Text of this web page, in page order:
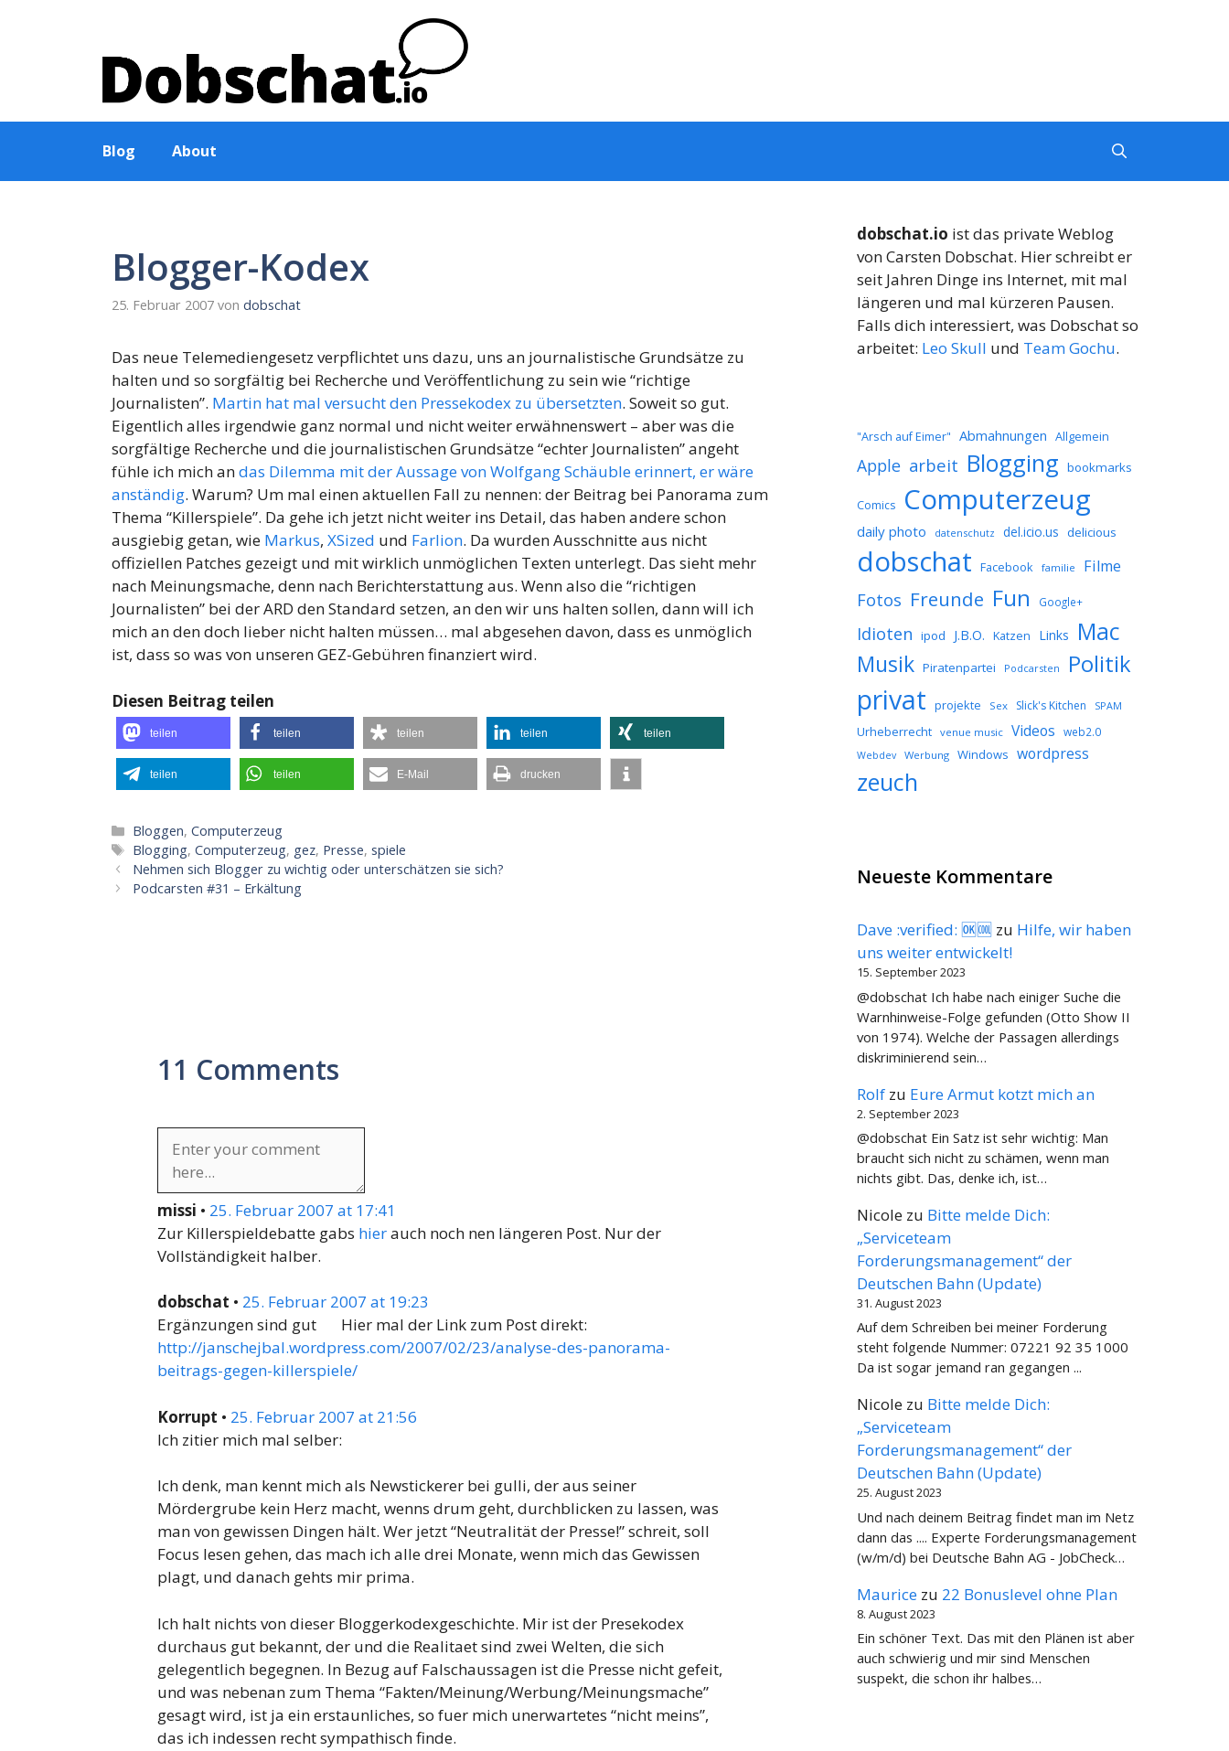
Blog About
Blogger-Kodex
25. Februar 2007 von dobschat
Das neue Telemediengesetz verpflichtet uns dazu, uns an journalistische Grundsätze zu
halten und so sorgfältig bei Recherche und Veröffentlichung zu sein wie “richtige
Journalisten”. Martin hat mal versucht den Pressekodex zu übersetzten. Soweit so gut.
Eigentlich alles irgendwie ganz normal und nicht weiter erwähnenswert – aber was die
sorgfältige Recherche und die journalistischen Grundsätze “echter Journalisten” angeht
fühle ich mich andas Dilemma mit der Aussage von Wolfgang Schäuble erinnert, er wäre
anständig. Warum? Um mal einen aktuellen Fall zu nennen: der Beitrag bei Panorama zum
Thema “Killerspiele”. Da gehe ich jetzt nicht weiter ins Detail, das haben andere schon
ausgiebig getan, wie Markus, XSized und Farlion. Da wurden Ausschnitte aus nicht
offiziellen Patches gezeigt und mit wirklich unmöglichen Texten unterlegt. Das sieht mehr
nach Meinungsmache, denn nach Berichterstattung aus. Wenn also die “richtigen
Journalisten” bei der ARD den Standard setzen, an den wir uns halten sollen, dann will ich
mich an den doch lieber nicht halten müssen… mal abgesehen davon, dass es unmöglich
ist, dass so was von unseren GEZ-Gebühren finanziert wird.
Diesen Beitrag teilen
teilen teilen teilen teilen teilen
teilen teilen E-Mail drucken
Kategorien
Bloggen,Computerzeug
Schlagwörter
Blogging,Computerzeug, gez, Presse,spiele
Nehmen sich Blogger zu wichtig oder unterschätzen sie sich?
Podcarsten #31 – Erkältung
11 Comments
missi • 25. Februar 2007 at 17:41
Zur Killerspieldebatte gabs hierauch noch nen längeren Post. Nur der
Vollständigkeit halber.
dobschat • 25. Februar 2007 at 19:23
Ergänzungen sind gut
Hier mal der Link zum Post direkt:
http://janschejbal.wordpress.com/2007/02/23/analyse-des-panorama-
beitrags-gegen-killerspiele/
Korrupt • 25. Februar 2007 at 21:56
Ich zitier mich mal selber:
Ich denk, man kennt mich als Newstickerer bei gulli, der aus seiner
Mördergrube kein Herz macht, wenns drum geht, durchblicken zu lassen, was
man von gewissen Dingen hält. Wer jetzt “Neutralität der Presse!” schreit, soll
Focus lesen gehen, das mach ich alle drei Monate, wenn mich das Gewissen
plagt, und danach gehts mir prima.
Ich halt nichts von dieser Bloggerkodexgeschichte. Mir ist der Presekodex
durchaus gut bekannt, der und die Realitaet sind zwei Welten, die sich
gelegentlich begegnen. In Bezug auf Falschaussagen ist die Presse nicht gefeit,
und was nebenan zum Thema “Fakten/Meinung/Werbung/Meinungsmache”
gesagt wird, ist ja ein erstaunliches, so fuer mich unerwartetes “nicht meins”,
das ich indessen recht sympathisch finde.
dobschat.io ist das private Weblog
von Carsten Dobschat. Hier schreibt er
seit Jahren Dinge ins Internet, mit mal
längeren und mal kürzeren Pausen.
Falls dich interessiert, was Dobschat so
arbeitet: Leo Skull und Team Gochu.
"Arsch auf Eimer" Abmahnungen Allgemein
Apple arbeit Blogging bookmarks
Comics Computerzeug
daily photo datenschutz del.icio.us delicious
dobschat Facebook familie Filme
Fotos Freunde Fun Google+
Idioten ipod J.B.O. Katzen Links Mac
Musik Piratenpartei Podcarsten Politik
privat projekte Sex Slick's Kitchen SPAM
Urheberrecht venue music Videos web2.0
Webdev Werbung Windows wordpress
zeuch
Neueste Kommentare
Dave :verified: 🆗🆒 zu Hilfe, wir haben
uns weiter entwickelt!
15. September 2023
@dobschat Ich habe nach einiger Suche die
Warnhinweise-Folge gefunden (Otto Show II
von 1974). Welche der Passagen allerdings
diskriminierend sein…
Rolf zu Eure Armut kotzt mich an
2. September 2023
@dobschat Ein Satz ist sehr wichtig: Man
braucht sich nicht zu schämen, wenn man
nichts gibt. Das, denke ich, ist…
Nicole zu Bitte melde Dich:
„Serviceteam
Forderungsmanagement“ der
Deutschen Bahn (Update)
31. August 2023
Auf dem Schreiben bei meiner Forderung
steht folgende Nummer: 07221 92 35 1000
Da ist sogar jemand ran gegangen ...
Nicole zu Bitte melde Dich:
„Serviceteam
Forderungsmanagement“ der
Deutschen Bahn (Update)
25. August 2023
Und nach deinem Beitrag findet man im Netz
dann das .... Experte Forderungsmanagement
(w/m/d) bei Deutsche Bahn AG - JobCheck…
Maurice zu 22 Bonuslevel ohne Plan
8. August 2023
Ein schöner Text. Das mit den Plänen ist aber
auch schwierig und mir sind Menschen
suspekt, die schon ihr halbes…